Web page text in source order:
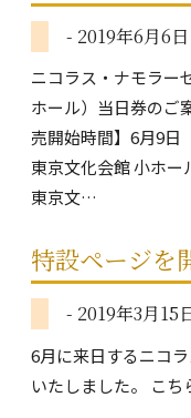
- 2019年6月6日
ニコラス・ナモラー
ホール）当日券のご
売開始時間】6月9日
東京文化会館
東京文…
特設ページを
- 2019年3月15
6月に来日するニコ
いたしました。 こち